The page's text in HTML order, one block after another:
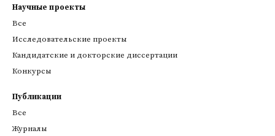
Научные проекты
Все
Исследовательские проекты
Кандидатские и докторские диссертации
Конкурсы
Публикации
Все
Журналы